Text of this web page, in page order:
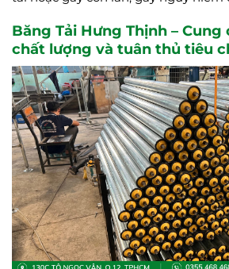
Băng Tải Hưng Thịnh – Cung
chất lượng và tuân thủ tiêu